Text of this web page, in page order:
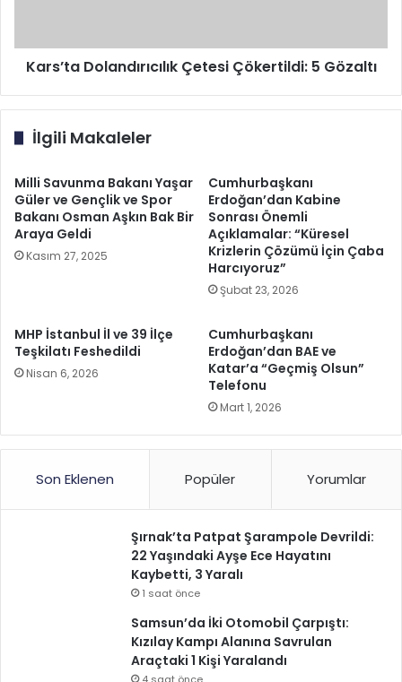
Kars’ta Dolandırıcılık Çetesi Çökertildi: 5 Gözaltı
İlgili Makaleler
Milli Savunma Bakanı Yaşar
Güler ve Gençlik ve Spor
Bakanı Osman Aşkın Bak Bir
Araya Geldi
Kasım 27, 2025
Cumhurbaşkanı
Erdoğan’dan Kabine
Sonrası Önemli
Açıklamalar: “Küresel
Krizlerin Çözümü İçin Çaba
Harcıyoruz”
Şubat 23, 2026
MHP İstanbul İl ve 39 İlçe
Teşkilatı Feshedildi
Nisan 6, 2026
Cumhurbaşkanı
Erdoğan’dan BAE ve
Katar’a “Geçmiş Olsun”
Telefonu
Mart 1, 2026
Son Eklenen Popüler Yorumlar
Şırnak’ta Patpat Şarampole Devrildi:
22 Yaşındaki Ayşe Ece Hayatını
Kaybetti, 3 Yaralı
1 saat önce
Samsun’da İki Otomobil Çarpıştı:
Kızılay Kampı Alanına Savrulan
Araçtaki 1 Kişi Yaralandı